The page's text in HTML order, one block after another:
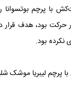
با پرچم بوتسوانا
بود، هدف قرار
نکرده بود.
با پرچم لیبریا موشک